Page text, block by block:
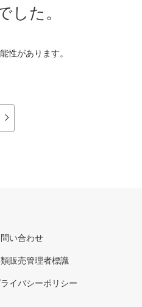
した。
性があります。
い合わせ
販売管理者標識
イバシーポリシー